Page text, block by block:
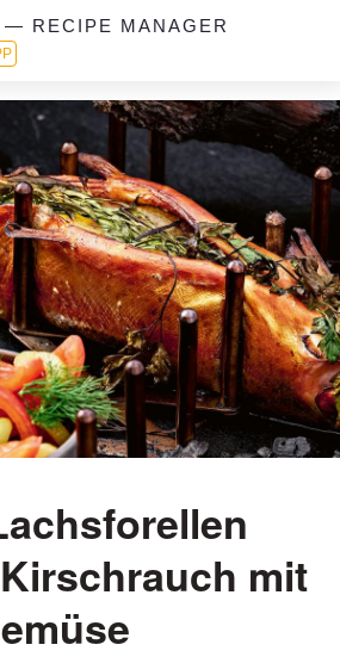
— RECIPE MANAGER
mit